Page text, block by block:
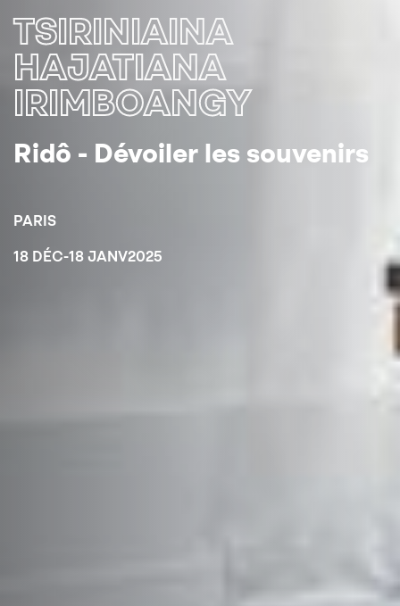
TSIRINIAINA
HAJATIANA
IRIMBOANGY
Ridô - Dévoiler les souvenirs
PARIS
18 DÉC-18 JANV2025